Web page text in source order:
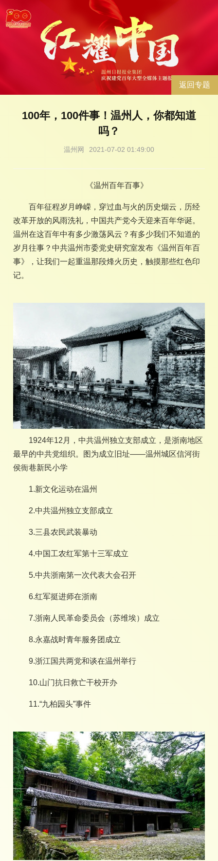
返回专题
100年，100件事！温州人，你都知道
吗？
温州网 2021-07-02 01:49:00
《温州百年百事》
百年征程岁月峥嵘，穿过血与火的历史烟云，历经
改革开放的风雨洗礼，中国共产党今天迎来百年华诞。
温州在这百年中有多少激荡风云？有多少我们不知道的
岁月往事？中共温州市委党史研究室发布《温州百年百
事》，让我们一起重温那段烽火历史，触摸那些红色印
记。
1924年12月，中共温州独立支部成立，是浙南地区
最早的中共党组织。图为成立旧址——温州城区信河街
侯衙巷新民小学
1.新文化运动在温州
2.中共温州独立支部成立
3.三县农民武装暴动
4.中国工农红军第十三军成立
5.中共浙南第一次代表大会召开
6.红军挺进师在浙南
7.浙南人民革命委员会（苏维埃）成立
8.永嘉战时青年服务团成立
9.浙江国共两党和谈在温州举行
10.山门抗日救亡干校开办
11.“九柏园头”事件